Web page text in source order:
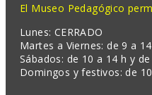
El Museo Pedagógico
Lunes: CERRADO
Martes a Viernes: de 9 a
Sábados: de 10 a 14 h y
Domingos y festivos: de